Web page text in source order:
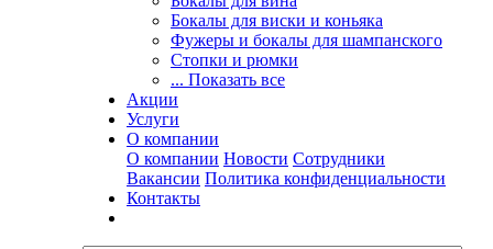
Бокалы для виски и коньяка
Фужеры и бокалы для шампанского
Стопки и рюмки
... Показать все
Акции
Услуги
О компании
О компании Новости Сотрудники
Вакансии Политика конфиденциальности
Контакты